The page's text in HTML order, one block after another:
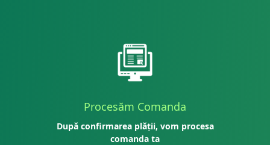
Procesăm Comanda
După confirmarea plății, vom procesa
comanda ta